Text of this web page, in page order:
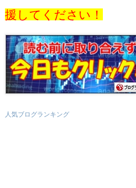
援してください！
人気ブログランキング